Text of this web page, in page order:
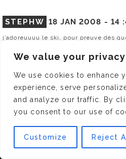
We value your privacy
We use cookies to enhance
experience, serve
and analyze our traffic. By
you consent to our use of
Customize Reject
STEPHW 18 JAN 2008 - 14
j’adoreuuuu le ski, pour preuve dès
RÉPONDRE
AUDE 18 JAN 2008 -14 :46
me payer un séjour au ski c’est de
luges
Nous utilisons des cookies pour
expérience sur notre site. Si
dernier, nous considérerons que
cookies.
OK